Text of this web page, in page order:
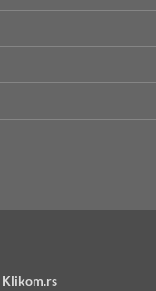
Klikom.rs